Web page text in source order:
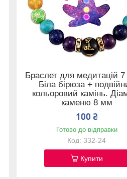
Браслет для медитацій 7
Біла бірюза +
кольоровий камінь.
каменю 8 мм
100 ₴
Готово до відправки
332-24
Купити